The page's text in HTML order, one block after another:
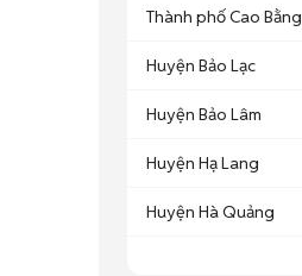
Thành phố Cao Bằng
Huyện Bảo Lạc
Huyện Bảo Lâm
Huyện Hạ Lang
Huyện Hà Quảng